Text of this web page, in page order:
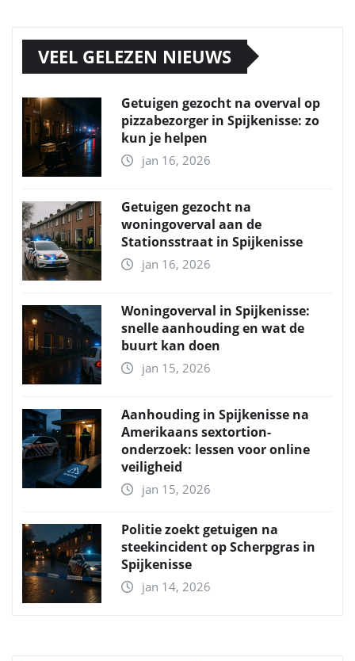
VEEL GELEZEN NIEUWS
Getuigen gezocht na overval op
pizzabezorger in Spijkenisse: zo
kun je helpen
jan 16, 2026
Getuigen gezocht na
woningoverval aan de
Stationsstraat in Spijkenisse
jan 16, 2026
Woningoverval in Spijkenisse:
snelle aanhouding en wat de
buurt kan doen
jan 15, 2026
Aanhouding in Spijkenisse na
Amerikaans sextortion-
onderzoek: lessen voor online
veiligheid
jan 15, 2026
Politie zoekt getuigen na
steekincident op Scherpgras in
Spijkenisse
jan 14, 2026